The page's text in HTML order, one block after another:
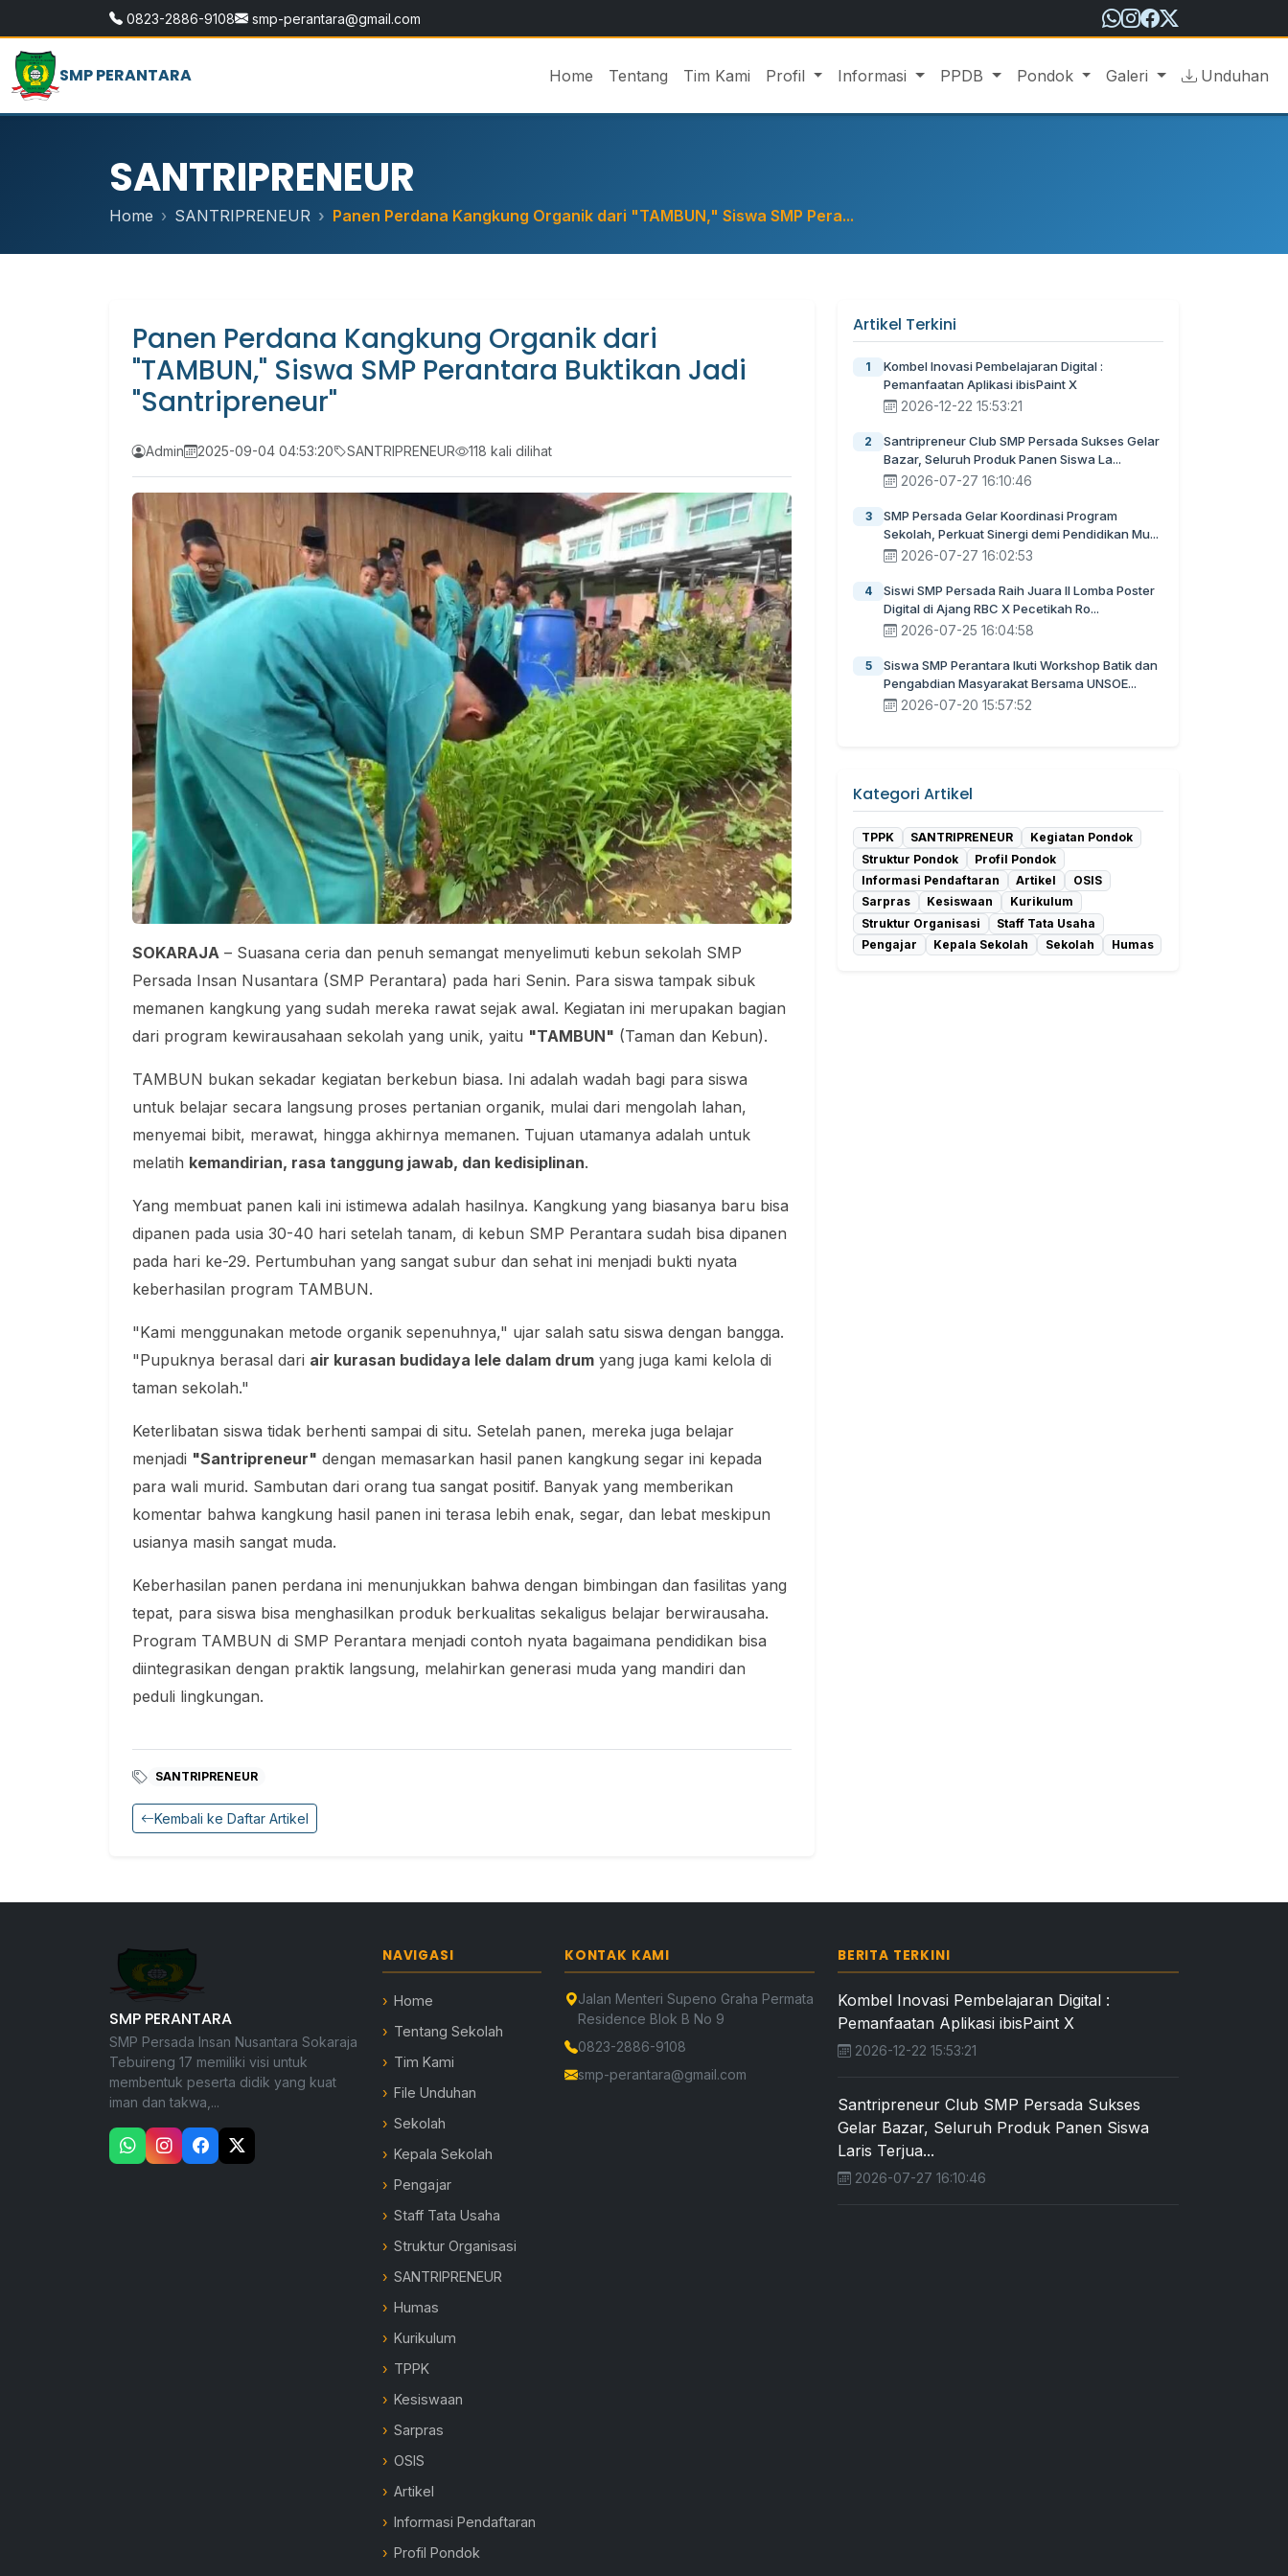
0823-2886-9108 smp-perantara@gmail.com
SMP PERANTARA Home Tentang Tim Kami Profil Informasi PPDB Pondok Galeri Unduhan
SANTRIPRENEUR
Home SANTRIPRENEUR Panen Perdana Kangkung Organik dari "TAMBUN," Siswa SMP Pera...
Panen Perdana Kangkung Organik dari
"TAMBUN," Siswa SMP Perantara Buktikan Jadi
"Santripreneur"
Admin 2025-09-04 04:53:20 SANTRIPRENEUR 118 kali dilihat
SOKARAJA – Suasana ceria dan penuh semangat menyelimuti kebun sekolah SMP
Persada Insan Nusantara (SMP Perantara) pada hari Senin. Para siswa tampak sibuk
memanen kangkung yang sudah mereka rawat sejak awal. Kegiatan ini merupakan bagian
dari program kewirausahaan sekolah yang unik, yaitu "TAMBUN" (Taman dan Kebun).
TAMBUN bukan sekadar kegiatan berkebun biasa. Ini adalah wadah bagi para siswa
untuk belajar secara langsung proses pertanian organik, mulai dari mengolah lahan,
menyemai bibit, merawat, hingga akhirnya memanen. Tujuan utamanya adalah untuk
melatih kemandirian, rasa tanggung jawab, dan kedisiplinan.
Yang membuat panen kali ini istimewa adalah hasilnya. Kangkung yang biasanya baru bisa
dipanen pada usia 30-40 hari setelah tanam, di kebun SMP Perantara sudah bisa dipanen
pada hari ke-29. Pertumbuhan yang sangat subur dan sehat ini menjadi bukti nyata
keberhasilan program TAMBUN.
"Kami menggunakan metode organik sepenuhnya," ujar salah satu siswa dengan bangga.
"Pupuknya berasal dari air kurasan budidaya lele dalam drum yang juga kami kelola di
taman sekolah."
Keterlibatan siswa tidak berhenti sampai di situ. Setelah panen, mereka juga belajar
menjadi "Santripreneur" dengan memasarkan hasil panen kangkung segar ini kepada
para wali murid. Sambutan dari orang tua sangat positif. Banyak yang memberikan
komentar bahwa kangkung hasil panen ini terasa lebih enak, segar, dan lebat meskipun
usianya masih sangat muda.
Keberhasilan panen perdana ini menunjukkan bahwa dengan bimbingan dan fasilitas yang
tepat, para siswa bisa menghasilkan produk berkualitas sekaligus belajar berwirausaha.
Program TAMBUN di SMP Perantara menjadi contoh nyata bagaimana pendidikan bisa
diintegrasikan dengan praktik langsung, melahirkan generasi muda yang mandiri dan
peduli lingkungan.
SANTRIPRENEUR
Kembali ke Daftar Artikel
Artikel Terkini
1
Kombel Inovasi Pembelajaran Digital :
Pemanfaatan Aplikasi ibisPaint X
2026-12-22 15:53:21
2
Santripreneur Club SMP Persada Sukses Gelar
Bazar, Seluruh Produk Panen Siswa La...
2026-07-27 16:10:46
3
SMP Persada Gelar Koordinasi Program
Sekolah, Perkuat Sinergi demi Pendidikan Mu...
2026-07-27 16:02:53
4
Siswi SMP Persada Raih Juara II Lomba Poster
Digital di Ajang RBC X Pecetikah Ro...
2026-07-25 16:04:58
5
Siswa SMP Perantara Ikuti Workshop Batik dan
Pengabdian Masyarakat Bersama UNSOE...
2026-07-20 15:57:52
Kategori Artikel
TPPK SANTRIPRENEUR
Kegiatan Pondok
Struktur Pondok
Profil Pondok
Informasi Pendaftaran
Artikel
OSIS
Sarpras
Kesiswaan
Kurikulum
Struktur Organisasi
Staff Tata Usaha
Pengajar
Kepala Sekolah Sekolah Humas
SMP PERANTARA
SMP Persada Insan Nusantara Sokaraja
Tebuireng 17 memiliki visi untuk
membentuk peserta didik yang kuat
iman dan takwa,...
NAVIGASI
Home
Tentang Sekolah
Tim Kami
File Unduhan
Sekolah
Kepala Sekolah
Pengajar
Staff Tata Usaha
Struktur Organisasi
SANTRIPRENEUR
Humas
Kurikulum
TPPK
Kesiswaan
Sarpras
OSIS
Artikel
Informasi Pendaftaran
Profil Pondok
KONTAK KAMI
Jalan Menteri Supeno Graha Permata
Residence Blok B No 9
0823-2886-9108
smp-perantara@gmail.com
BERITA TERKINI
Kombel Inovasi Pembelajaran Digital :
Pemanfaatan Aplikasi ibisPaint X
2026-12-22 15:53:21
Santripreneur Club SMP Persada Sukses
Gelar Bazar, Seluruh Produk Panen Siswa
Laris Terjua...
2026-07-27 16:10:46